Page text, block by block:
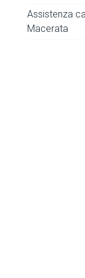
Assistenza
Macerata